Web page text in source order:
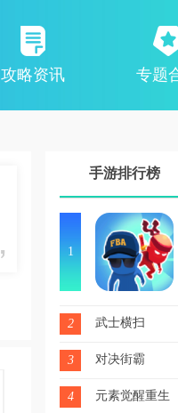
攻略资讯 专题
手游排行榜
1
2 武士横扫
3 对决街霸
4 元素觉醒重生